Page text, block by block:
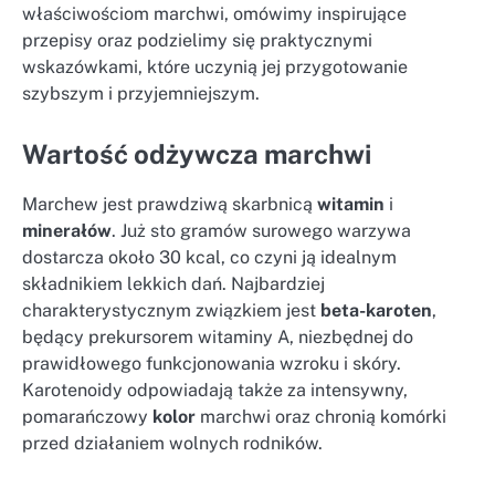
właściwościom marchwi, omówimy inspirujące
przepisy oraz podzielimy się praktycznymi
wskazówkami, które uczynią jej przygotowanie
szybszym i przyjemniejszym.
Wartość odżywcza marchwi
Marchew jest prawdziwą skarbnicą witamin i
minerałów. Już sto gramów surowego warzywa
dostarcza około 30 kcal, co czyni ją idealnym
składnikiem lekkich dań. Najbardziej
charakterystycznym związkiem jest beta-karoten,
będący prekursorem witaminy A, niezbędnej do
prawidłowego funkcjonowania wzroku i skóry.
Karotenoidy odpowiadają także za intensywny,
pomarańczowy kolor marchwi oraz chronią komórki
przed działaniem wolnych rodników.